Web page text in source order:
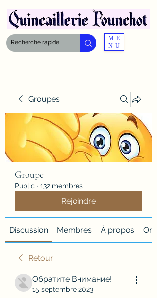
ME
NU
Groupes
Groupe
Public · 132 membres
Rejoindre
Discussion Membres À propos
Retour
Обратите Внимание!
15 septembre 2023